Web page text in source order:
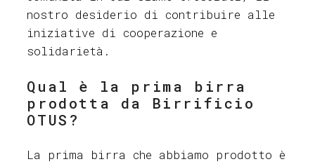
nostro desiderio di contribuire alle
iniziative di cooperazione e
solidarietà.
Qual è la prima birra
prodotta da Birrificio
OTUS?
La prima birra che abbiamo prodotto è